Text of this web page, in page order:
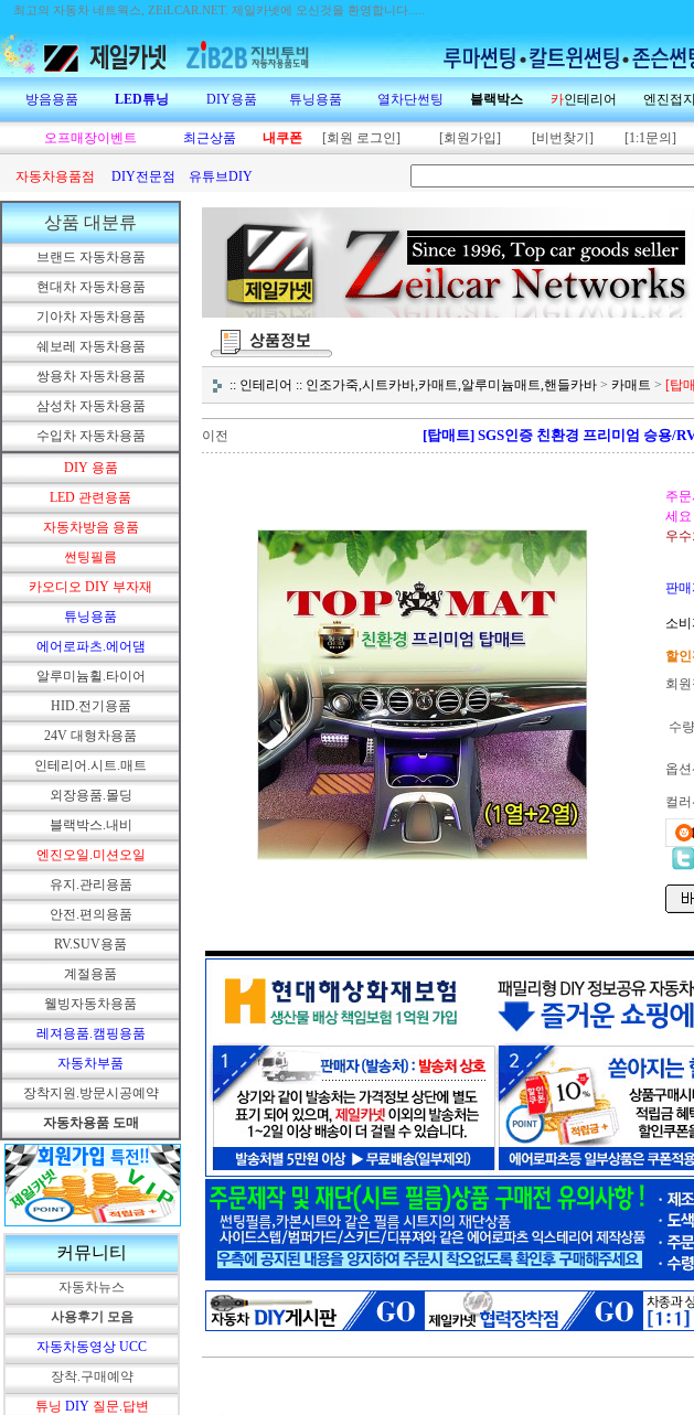
최고의 자동차 네트웍스, ZEiLCAR.NET. 제일카넷에 오신것을 환영합니다.....
방음용품 LED튜닝 DIY용품 튜닝용품 열차단썬팅 블랙박스 카인테리어 엔진접지
오프매장이벤트 최근상품 내쿠폰 [회원 로그인] [회원가입] [비번찾기] [1:1문의]
자동차용품점 DIY전문점 유튜브DIY
상품 대분류
브랜드 자동차용품
현대차 자동차용품
기아차 자동차용품
쉐보레 자동차용품
쌍용차 자동차용품
삼성차 자동차용품
수입차 자동차용품
DIY 용품
LED 관련용품
자동차방음 용품
썬팅필름
카오디오 DIY 부자재
튜닝용품
에어로파츠.에어댐
알루미늄휠.타이어
HID.전기용품
24V 대형차용품
인테리어.시트.매트
외장용품.몰딩
블랙박스.내비
엔진오일.미션오일
유지.관리용품
안전.편의용품
RV.SUV용품
계절용품
웰빙자동차용품
레져용품.캠핑용품
자동차부품
장착지원.방문시공예약
자동차용품 도매
커뮤니티
자동차뉴스
사용후기 모음
자동차동영상 UCC
장착.구매예약
튜닝 DIY 질문.답변
:: 인테리어 :: 인조가죽,시트카바,카매트,알루미늄매트,핸들카바 > 카매트 > [탑
이전 [탑매트] SGS인증 친환경 프리미엄 승용/
주
세요
우
판
소
할
회
수량
옵
컬